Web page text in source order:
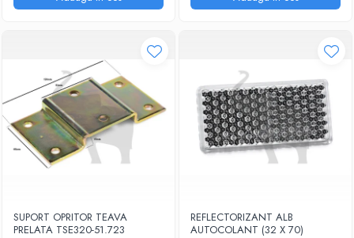
SUPORT OPRITOR TEAVA
PRELATA TSE320-51.723
REFLECTORIZANT ALB
AUTOCOLANT (32 X 70)